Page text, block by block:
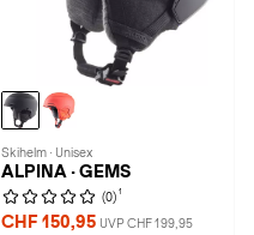
Skihelm · Unisex
ALPINA · GEMS
(0) 1
CHF 150,95 UVP CHF 199,95